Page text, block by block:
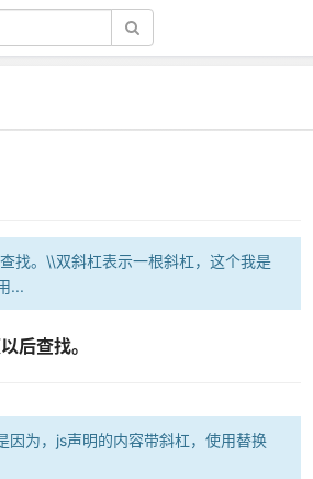
找。\\双斜杠表示一根斜杠，这个我是
...
后查找。
因为，js声明的内容带斜杠，使用替换